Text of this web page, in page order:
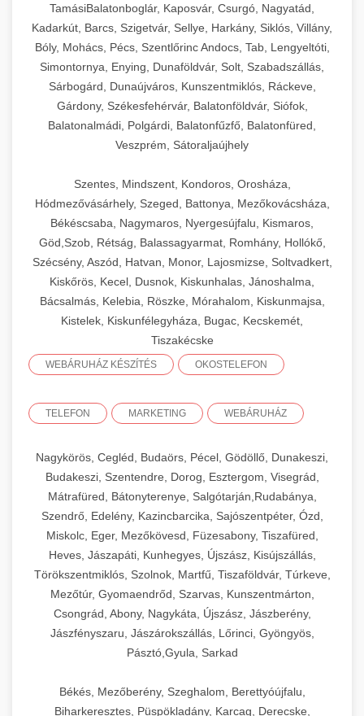
TamásiBalatonboglár, Kaposvár, Csurgó, Nagyatád,
Kadarkút, Barcs, Szigetvár, Sellye, Harkány, Siklós, Villány,
Bóly, Mohács, Pécs, Szentlőrinc Andocs, Tab, Lengyeltóti,
Simontornya, Enying, Dunaföldvár, Solt, Szabadszállás,
Sárbogárd, Dunaújváros, Kunszentmiklós, Ráckeve,
Gárdony, Székesfehérvár, Balatonföldvár, Siófok,
Balatonalmádi, Polgárdi, Balatonfűzfő, Balatonfüred,
Veszprém, Sátoraljaújhely
Szentes, Mindszent, Kondoros, Orosháza,
Hódmezővásárhely, Szeged, Battonya, Mezőkovácsháza,
Békéscsaba, Nagymaros, Nyergesújfalu, Kismaros,
Göd,Szob, Rétság, Balassagyarmat, Romhány, Hollókő,
Szécsény, Aszód, Hatvan, Monor, Lajosmizse, Soltvadkert,
Kiskőrös, Kecel, Dusnok, Kiskunhalas, Jánoshalma,
Bácsalmás, Kelebia, Röszke, Mórahalom, Kiskunmajsa,
Kistelek, Kiskunfélegyháza, Bugac, Kecskemét,
Tiszakécske
WEBÁRUHÁZ KÉSZÍTÉS OKOSTELEFON
TELEFON MARKETING WEBÁRUHÁZ
Nagykörös, Cegléd, Budaörs, Pécel, Gödöllő, Dunakeszi,
Budakeszi, Szentendre, Dorog, Esztergom, Visegrád,
Mátrafüred, Bátonyterenye, Salgótarján,Rudabánya,
Szendrő, Edelény, Kazincbarcika, Sajószentpéter, Ózd,
Miskolc, Eger, Mezőkövesd, Füzesabony, Tiszafüred,
Heves, Jászapáti, Kunhegyes, Újszász, Kisújszállás,
Törökszentmiklós, Szolnok, Martfű, Tiszaföldvár, Túrkeve,
Mezőtúr, Gyomaendrőd, Szarvas, Kunszentmárton,
Csongrád, Abony, Nagykáta, Újszász, Jászberény,
Jászfényszaru, Jászárokszállás, Lőrinci, Gyöngyös,
Pásztó,Gyula, Sarkad
Békés, Mezőberény, Szeghalom, Berettyóújfalu,
Biharkeresztes, Püspökladány, Karcag, Derecske,